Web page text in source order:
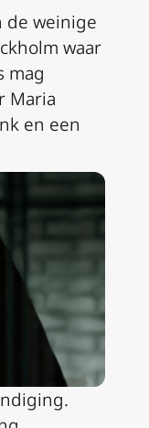
de weinige
waar
mag
Maria
en een